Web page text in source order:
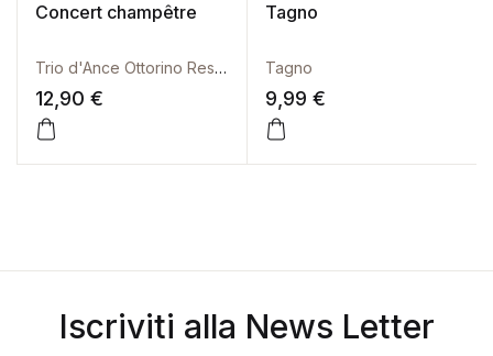
Concert champêtre
Trio d'Ance Ottorino Respighi
12,90 €
Tagno
Tagno
9,99 €
Iscriviti alla News Letter